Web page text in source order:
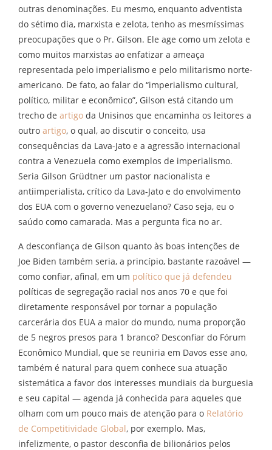
outras denominações. Eu mesmo, enquanto adventista
do sétimo dia, marxista e zelota, tenho as mesmíssimas
preocupações que o Pr. Gilson. Ele age como um zelota e
como muitos marxistas ao enfatizar a ameaça
representada pelo imperialismo e pelo militarismo norte-
americano. De fato, ao falar do “imperialismo cultural,
político, militar e econômico”, Gilson está citando um
trecho de artigo da Unisinos que encaminha os leitores a
outro artigo, o qual, ao discutir o conceito, usa
consequências da Lava-Jato e a agressão internacional
contra a Venezuela como exemplos de imperialismo.
Seria Gilson Grüdtner um pastor nacionalista e
antiimperialista, crítico da Lava-Jato e do envolvimento
dos EUA com o governo venezuelano? Caso seja, eu o
saúdo como camarada. Mas a pergunta fica no ar.
A desconfiança de Gilson quanto às boas intenções de
Joe Biden também seria, a princípio, bastante razoável —
como confiar, afinal, em um político que já defendeu
políticas de segregação racial nos anos 70 e que foi
diretamente responsável por tornar a população
carcerária dos EUA a maior do mundo, numa proporção
de 5 negros presos para 1 branco? Desconfiar do Fórum
Econômico Mundial, que se reuniria em Davos esse ano,
também é natural para quem conhece sua atuação
sistemática a favor dos interesses mundiais da burguesia
e seu capital — agenda já conhecida para aqueles que
olham com um pouco mais de atenção para o Relatório
de Competitividade Global, por exemplo. Mas,
infelizmente, o pastor desconfia de bilionários pelos